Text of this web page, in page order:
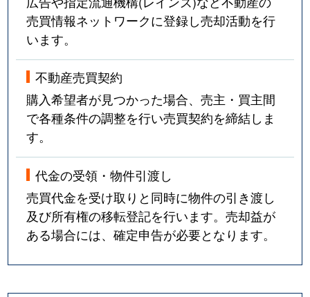
売買情報ネットワークに登録し売却活動を行
います。
不動産売買契約
購入希望者が見つかった場合、売主・買主間
で各種条件の調整を行い売買契約を締結しま
す。
代金の受領・物件引渡し
売買代金を受け取りと同時に物件の引き渡し
及び所有権の移転登記を行います。売却益が
ある場合には、確定申告が必要となります。